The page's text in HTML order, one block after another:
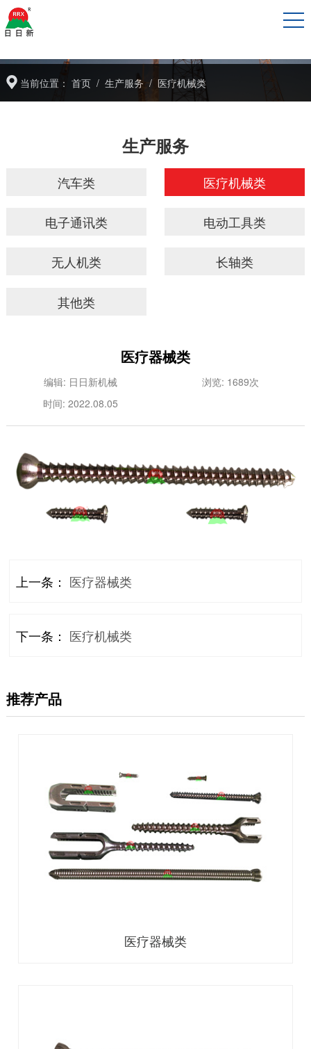
当前位置：首页 /生产服务 / 医疗机械类
生产服务
汽车类 医疗机械类
电子通讯类 电动工具类
无人机类 长轴类
其他类
医疗器械类
编辑: 日日新机械
浏览: 1689次
时间: 2022.08.05
上一条： 医疗器械类
下一条： 医疗机械类
推荐产品
医疗器械类